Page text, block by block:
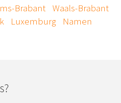
Brabant
Waals-Brabant
Luxemburg Namen